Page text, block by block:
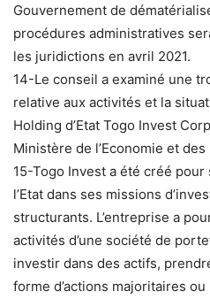
Gouvernement de
procédures administratives
les juridictions en avril 2021.
14-Le conseil a examiné une
relative aux activités et la
Holding d’Etat Togo Invest
Ministère de l’Economie et des
15-Togo Invest a été créé
l’Etat dans ses missions
structurants. L’entreprise a
activités d’une société de
investir dans des actifs,
forme d’actions majoritaires